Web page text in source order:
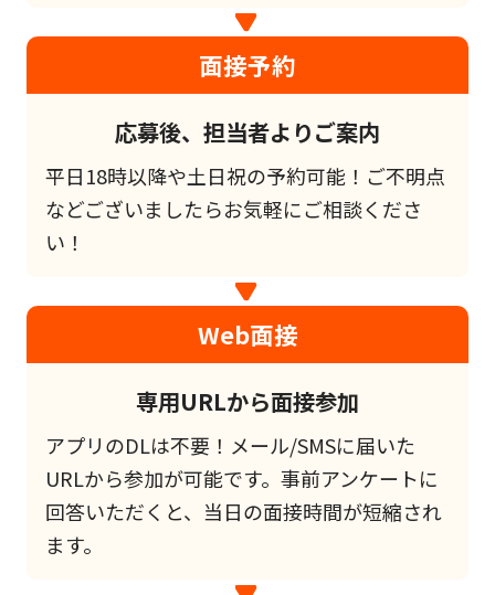
面接予約
応募後、担当者よりご案内
平日18時以降や土日祝の予約可能！ご不明点
などございましたらお気軽にご相談くださ
い！
Web面接
専用URLから面接参加
アプリのDLは不要！メール/SMSに届いた
URLから参加が可能です。事前アンケートに
回答いただくと、当日の面接時間が短縮され
ます。